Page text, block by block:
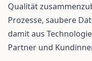
Qualität
Prozesse, saubere
damit aus
Partner und